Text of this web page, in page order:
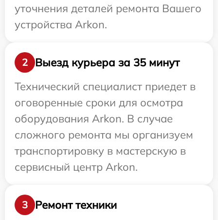
уточнения деталей ремонта Вашего
устройства Arkon.
2
Выезд курьера за 35 минут
Технический специалист приедет в
оговоренные сроки для осмотра
оборудования Arkon. В случае
сложного ремонта мы организуем
транспортировку в мастерскую в
сервисный центр Arkon.
3 Ремонт техники